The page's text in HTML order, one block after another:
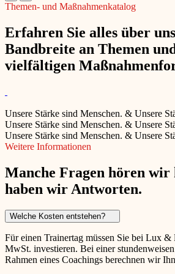
Themen- und Maßnahmenkatalog
Erfahren Sie alles über
Bandbreite an Themen
vielfältigen
Unsere Stärke sind Menschen. & Unsere
Unsere Stärke sind Menschen. & Unsere
Unsere Stärke sind Menschen. & Unsere
Weitere Informationen
Manche Fragen hören
haben wir Antworten.
Welche Kosten entstehen?
Für einen Trainertag müssen Sie bei Lux
MwSt. investieren. Bei einer
Rahmen eines Coachings berechnen wir